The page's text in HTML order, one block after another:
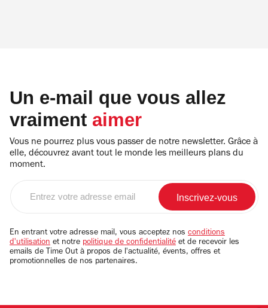
Un e-mail que vous allez
vraiment aimer
Vous ne pourrez plus vous passer de notre newsletter. Grâce à
elle, découvrez avant tout le monde les meilleurs plans du
moment.
email
En entrant votre adresse mail, vous acceptez nos conditions
d'utilisation et notre politique de confidentialité et de recevoir les
emails de Time Out à propos de l'actualité, évents, offres et
promotionnelles de nos partenaires.